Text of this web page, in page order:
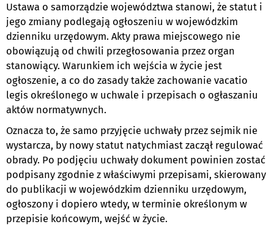
Ustawa o samorządzie województwa stanowi, że statut i
jego zmiany podlegają ogłoszeniu w wojewódzkim
dzienniku urzędowym. Akty prawa miejscowego nie
obowiązują od chwili przegłosowania przez organ
stanowiący. Warunkiem ich wejścia w życie jest
ogłoszenie, a co do zasady także zachowanie vacatio
legis określonego w uchwale i przepisach o ogłaszaniu
aktów normatywnych.
Oznacza to, że samo przyjęcie uchwały przez sejmik nie
wystarcza, by nowy statut natychmiast zaczął regulować
obrady. Po podjęciu uchwały dokument powinien zostać
podpisany zgodnie z właściwymi przepisami, skierowany
do publikacji w wojewódzkim dzienniku urzędowym,
ogłoszony i dopiero wtedy, w terminie określonym w
przepisie końcowym, wejść w życie.